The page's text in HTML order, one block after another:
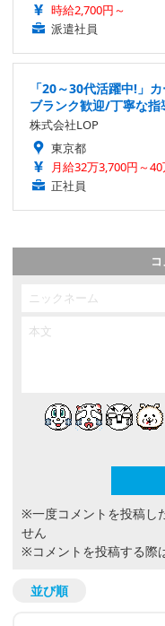
時給2,700円～
派遣社員
「20～30代活躍中!」
ブランク歓迎/丁寧な指
株式会社LOP
東京都
月給32万3,700円～
正社員
※一度コメントを投稿し
せん
※コメントを投稿する際
並び順